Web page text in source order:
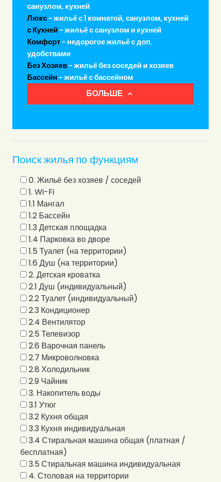
санузлом, кухней
Люкс - жильё с 1 комнатой, санузлом, кухней
с Кухней - жильё с санузлом и кухней
Комфорт - недорогое жильё с доп.
удобствами
Без Хозяев - жильё без соседей и хозяев
Бассейн - жильё с бассейном
БОЛЬШЕ
Поиск жилья по функциям
0. Жильё без хозяев / соседей
1. Wi-Fi
1.1 Мангал
1.2 Бассейн
1.3 Детская площадка
1.4 Парковка во дворе
1.5 Туалет (на территории)
1.6 Душ (на территории)
2. Детская кроватка
2.1 Душ (индивидуальный)
2.2 Туалет (индивидуальный)
2.3 Кондиционер
2.4 Вентилятор
2.5 Телевизор
2.6 Варочная панель
2.7 Микроволновка
2.8 Холодильник
2.9 Чайник
3. Накопитель воды
3.1 Утюг
3.2 Кухня общая
3.3 Кухня индивидуальная
3.4 Стиральная машина общая (платная /
бесплатная)
3.5 Стиральная машина индивидуальная
4. Столовая на территории